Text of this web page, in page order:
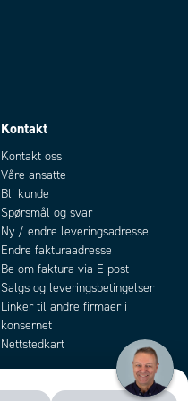
Kontakt
Kontakt oss
Våre ansatte
Bli kunde
Spørsmål og svar
Ny / endre leveringsadresse
Endre fakturaadresse
Be om faktura via E-post
Salgs og leveringsbetingelser
Linker til andre firmaer i
konsernet
Nettstedkart